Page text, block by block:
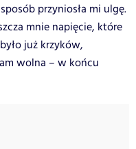
przyniosła mi ulgę.
mnie napięcie, które
już krzyków,
wolna – w końcu